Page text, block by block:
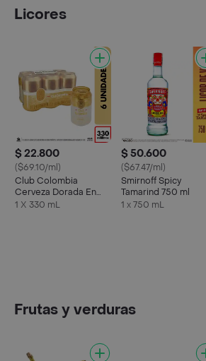
Licores
$ 22.800
($69.10/ml)
Club Colombia
Cerveza Dorada En
Lata 330 ML X6 Unds
1 X 330 mL
$ 50.600
($67.47/ml)
Smirnoff Spicy
Tamarind 750 ml
1 x 750 mL
Frutas y verduras